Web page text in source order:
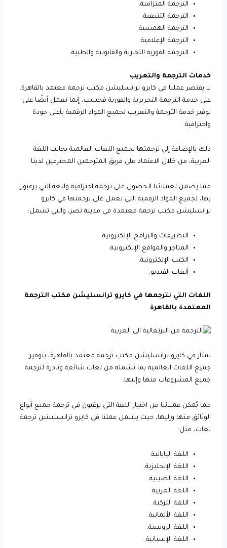
الترجمة المتزامنة.
الترجمة التتبعية.
الترجمة الهمسية.
الترجمة الإعلامية
الترجمة الفورية التجارية والقانونية والطبية.
خدمات الترجمة والتعريب
لا يقتصر عملنا في كايرو ترانسليشن مكتب ترجمة معتمد بالقاهرة،
على خدمة الترجمة التحريرية والفورية فحسب، إنما نعمل أيضًا على
توفير خدمة الترجمة والتعريب لجميع المواد الرقمية بأعلى جودة
واحترافية.
ذلك بالإضافة إلى ترجمتها لجميع اللغات العالمية بجانب اللغة
العربية، من خلال الاعتماد على فريق المترجمين المحترفين لدينا.
مما يضمن لعملائنا الحصول على ترجمة احترافية وللغة التي يرغبون
بها، لجميع المواد الرقمية التي نعمل على ترجمتها في كايرو
ترانسليشن مكتب ترجمة معتمدة في مدينة نصر، والتي تشمل:
التطبيقات والبرامج الإلكترونية.
المتاجر والمواقع الإلكترونية.
الكتب الإلكترونية.
ألعاب الفيديو.
اللغات التي نترجمها في كايرو ترانسليشن مكتب الترجمة
المعتمدة بالقاهرة
نمتاز في كايرو ترانسليشن مكتب ترجمة معتمد بالقاهرة، بتوفير
جميع اللغات العالمية بما تشمله من لغات شائعة ونادرة لترجمة
جميع المشروعات منها وإليها.
مما يُمكن عملائنا من اختيار اللغة التي يرغبون في ترجمة جميع أنواع
الوثائق منها وإليها، حيث يشمل عملنا في كايرو ترانسليشن ترجمة
لغات، مثل:
اللغة اليابانية.
اللغة الإنجليزية.
اللغة الصينية.
اللغة العربية.
اللغة التركية.
اللغة الألمانية.
اللغة الروسية.
اللغة الإسبانية.